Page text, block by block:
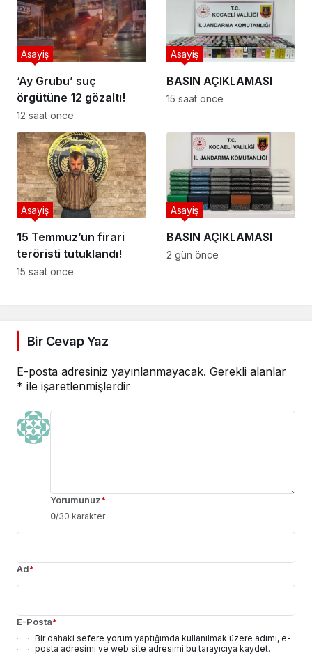
‘Ay Grubu’ suç
örgütüne 12 gözaltı!
Asayiş
12 saat önce
BASIN AÇIKLAMASI
Asayiş
15 saat önce
15 Temmuz’un firari
teröristi tutuklandı!
Asayiş
15 saat önce
BASIN AÇIKLAMASI
Asayiş
2 gün önce
Bir Cevap Yaz
E-posta adresiniz yayınlanmayacak. Gerekli alanlar
* ile işaretlenmişlerdir
Yorumunuz*
0/30 karakter
Ad*
E-Posta*
Bir dahaki sefere yorum yaptığımda kullanılmak üzere adımı, e-
posta adresimi ve web site adresimi bu tarayıcıya kaydet.